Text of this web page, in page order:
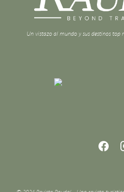
Un vistazo al mundo y sus destinos top